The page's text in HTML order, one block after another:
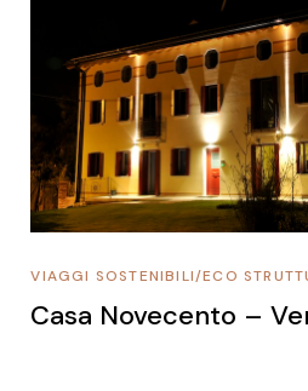
ECO
/
VIAGGI SOSTENIBILI
Casa Novecento –